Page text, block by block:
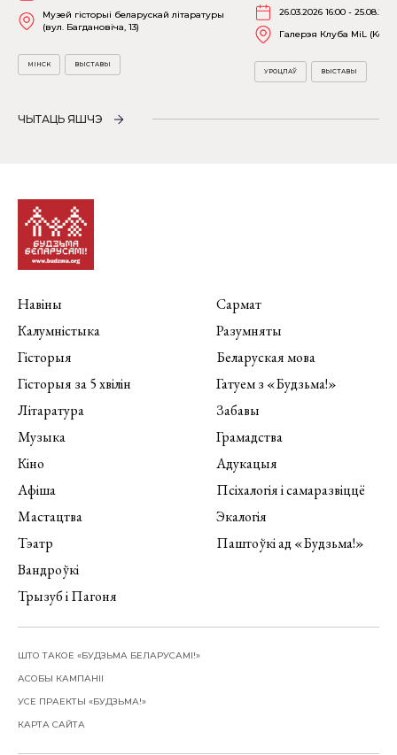
Музей гісторыі беларускай літаратуры
(вул. Багдановіча, 13)
МІНСК ВЫСТАВЫ
26.03.2026 16:00 -
Галерэя Клуба MiL
УРОЦЛАЎ ВЫСТАВЫ
ЧЫТАЦЬ ЯШЧЭ
Навіны
Калумністыка
Гісторыя
Гісторыя за 5 хвілін
Літаратура
Музыка
Кіно
Афіша
Мастацтва
Тэатр
Вандроўкі
Трызуб і Пагоня
Сармат
Разумняты
Беларуская мова
Гатуем з «Будзьма!»
Забавы
Грамадства
Адукацыя
Псіхалогія і самаразвіццё
Экалогія
Паштоўкі ад «Будзьма!»
ШТО ТАКОЕ «БУДЗЬМА БЕЛАРУСАМІ!»
АСОБЫ КАМПАНІІ
УСЕ ПРАЕКТЫ «БУДЗЬМА!»
КАРТА САЙТА